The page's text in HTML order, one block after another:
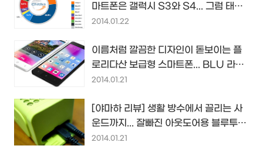
마트폰은 갤럭시 S3와 S4... 그럼 태블
릿 PC의 화면 크기는...
2014.01.22
이름처럼 깔끔한 디자인이 돋보이는 플
로리다산 보급형 스마트폰... BLU 라이
프 퓨어(LIFE Pure)...
2014.01.21
[야마하 리뷰] 생활 방수에서 끌리는 사
운드까지... 잘빠진 아웃도어용 블루투스
스피커 NX-P100...
2014.01.21